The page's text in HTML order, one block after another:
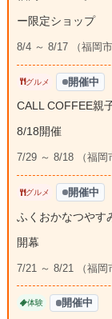
ー限定ショップ
8/4 ～ 8/17 （福岡
グルメ 開催中
CALL COFFEE親
8/18開催
7/29 ～ 8/18 （福岡
グルメ 開催中
ふくおかなつやす
開幕
7/21 ～ 8/21 （福岡
体験 開催中